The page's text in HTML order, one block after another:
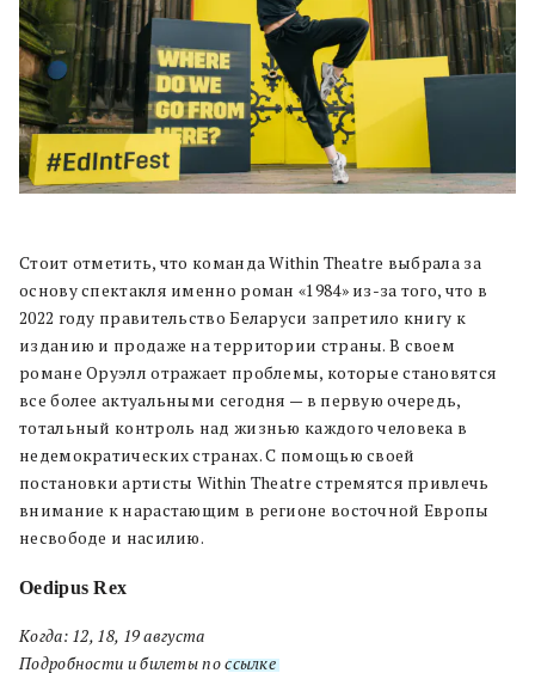
Стоит отметить, что команда Within Theatre выбрала за
основу спектакля именно роман «1984» из-за того, что в
2022 году правительство Беларуси запретило книгу к
изданию и продаже на территории страны. В своем
романе Оруэлл отражает проблемы, которые становятся
все более актуальными сегодня — в первую очередь,
тотальный контроль над жизнью каждого человека в
недемократических странах. С помощью своей
постановки артисты Within Theatre стремятся привлечь
внимание к нарастающим в регионе восточной Европы
несвободе и насилию.
Oedipus Rex
Когда: 12, 18, 19 августа
Подробности и билеты поссылке.